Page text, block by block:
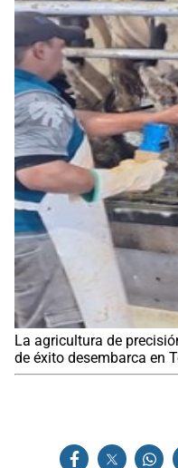
La agricultura de
de éxito desembarca en